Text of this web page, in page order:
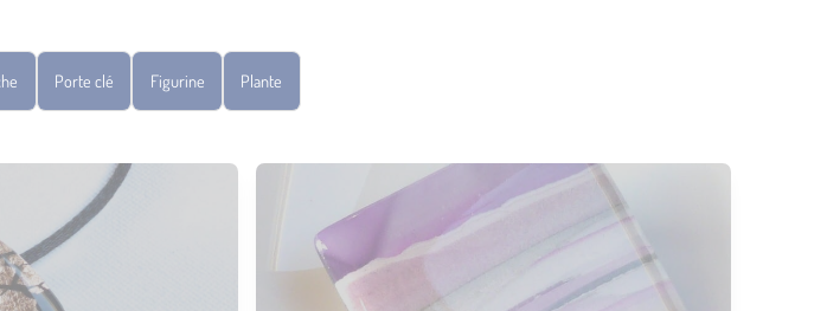
Porte clé Figurine Plante